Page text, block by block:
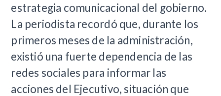
estrategia comunicacional del gobierno.
La periodista recordó que, durante los
primeros meses de la administración,
existió una fuerte dependencia de las
redes sociales para informar las
acciones del Ejecutivo, situación que